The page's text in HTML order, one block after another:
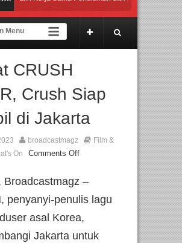
Bayi dari Seluruh Dunia, IBTE 2026 Siap
CRUSH
Crush Siap
di Jakarta
broadcastmagz
Film &
On Comments Off
Broadcastmagz –
penyanyi-penulis lagu
asal Korea,
Jakarta untuk